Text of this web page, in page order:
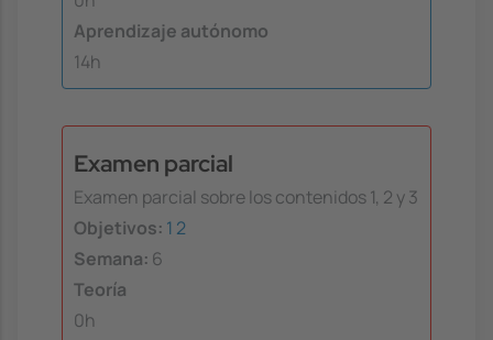
Aprendizaje autónomo
14h
Examen parcial
Examen parcial sobre los contenidos 1, 2 y 3
Objetivos: 1 2
Semana: 6
Teoría
0h